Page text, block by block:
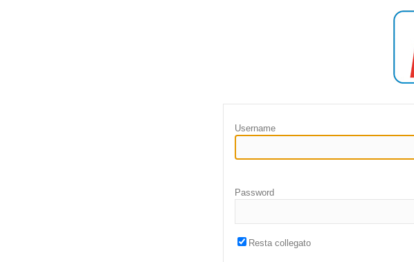
Username
Password
Resta collegato